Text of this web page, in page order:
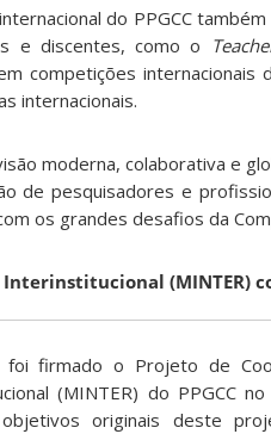
do PPGCC
e discentes, como o
competições
internacionais.
moderna, colaborativa e
de pesquisadores e
os grandes desafios da
(MINTER)
foi firmado o Projeto de
(MINTER) do PPGCC
objetivos originais deste